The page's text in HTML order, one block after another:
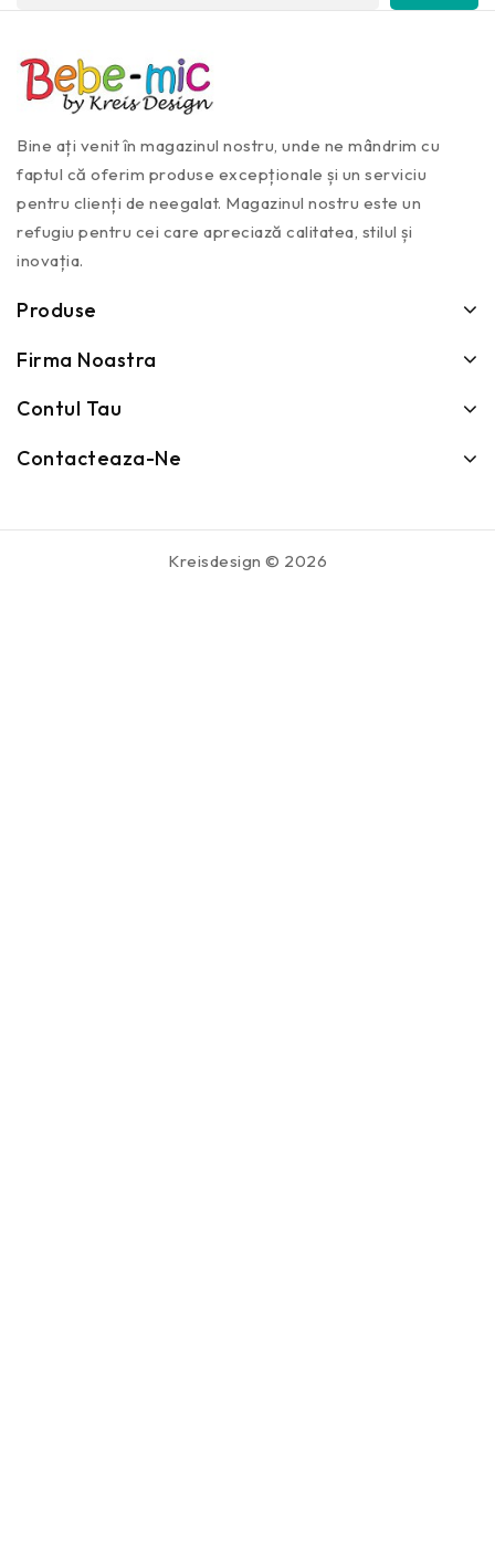
Bine ați venit în magazinul nostru, unde ne mândrim cu
faptul că oferim produse excepționale și un serviciu
pentru clienți de neegalat. Magazinul nostru este un
refugiu pentru cei care apreciază calitatea, stilul și
inovația.
Produse
Firma Noastra
Contul Tau
Contacteaza-Ne
Kreisdesign © 2026